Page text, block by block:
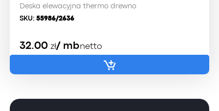
Deska elewacyjna thermo drewno
SKU: 55986/2636
32.00 zł/ mbnetto